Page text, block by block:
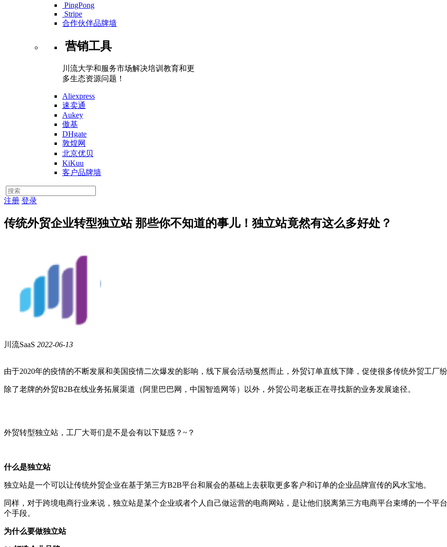
PingPong
Stripe
合作伙伴品牌墙
营销工具
川流大学和服务市场解决培训教育和更
多生态资源问题！
Aliexpress
速卖通
Aukey
傲基
DHgate
敦煌网
北京优贝
KiKuu
客户品牌墙
注册 登录
传统外贸企业转型独立站 那些你不知道的事儿！独立站竟然有这么多好处？
川流SaaS 2022-06-13
由于2020年的疫情的不断发展和美国疫情二次爆发的影响，线下展会活动戛然而止，外贸订单直线下降，促使很多传统外贸工厂
除了老牌的外贸B2B在线业务拓展渠道（阿里巴巴网，中国智造网等）以外，外贸公司老板正在寻找新的业务发展途径。
外贸转型独立站，工厂大哥们是不是会有以下疑惑？~？
什么是独立站
独立站是一个可以让传统外贸企业在基于第三方B2B平台和展会的基础上去获取更多客户和订单的企业品牌宣传的风水宝地。
同样，对于跨境电商行业来说，独立站是某个企业或者个人自己做运营的电商网站，是让他们脱离第三方电商平台束缚的一个平
个手段。
为什么要做独立站